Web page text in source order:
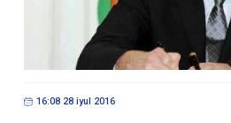
16:08 28 iyul 2016